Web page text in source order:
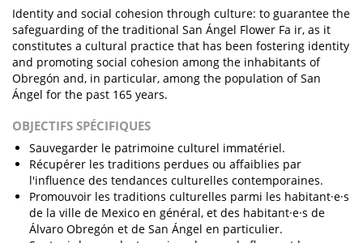
Identity and social cohesion through culture: to guarantee the
safeguarding of the traditional San Ángel Flower Fa ir, as it
constitutes a cultural practice that has been fostering identity
and promoting social cohesion among the inhabitants of
Obregón and, in particular, among the population of San
Ángel for the past 165 years.
OBJECTIFS SPÉCIFIQUES
Sauvegarder le patrimoine culturel immatériel.
Récupérer les traditions perdues ou affaiblies par
l'influence des tendances culturelles contemporaines.
Promouvoir les traditions culturelles parmi les habitant·e·s
de la ville de Mexico en général, et des habitant·e·s de
Álvaro Obregón et de San Ángel en particulier.